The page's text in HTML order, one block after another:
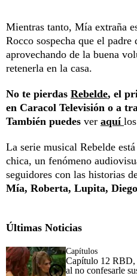
Mientras tanto, Mía extraña
Rocco sospecha que el padre
aprovechando de la buena
retenerla en la casa.
No te pierdas Rebelde, el
en Caracol Televisión o a
También puedes ver aquí
La serie musical Rebelde
chica, un fenómeno
seguidores con las historias
Mía, Roberta, Lupita,
Últimas Noticias
Capítulos
Capítulo 12 RBD,
al no confesarle